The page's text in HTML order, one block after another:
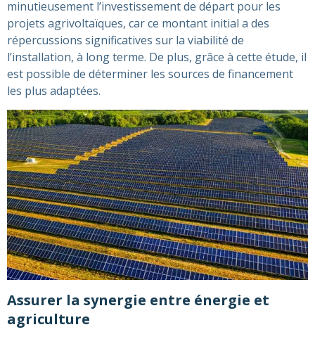
minutieusement l’investissement de départ pour les
projets agrivoltaïques, car ce montant initial a des
répercussions significatives sur la viabilité de
l’installation, à long terme. De plus, grâce à cette étude, il
est possible de déterminer les sources de financement
les plus adaptées.
Assurer la synergie entre énergie et
agriculture